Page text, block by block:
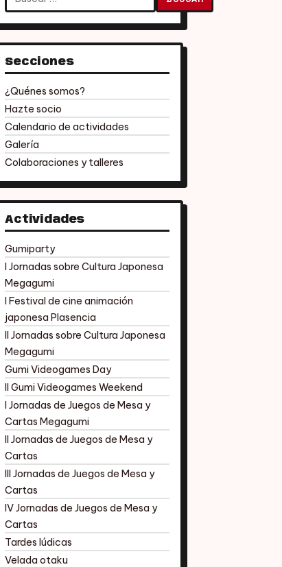
Secciones
¿Quénes somos?
Hazte socio
Calendario de actividades
Galería
Colaboraciones y talleres
Actividades
Gumiparty
I Jornadas sobre Cultura Japonesa
Megagumi
I Festival de cine animación
japonesa Plasencia
II Jornadas sobre Cultura Japonesa
Megagumi
Gumi Videogames Day
II Gumi Videogames Weekend
I Jornadas de Juegos de Mesa y
Cartas Megagumi
II Jornadas de Juegos de Mesa y
Cartas
III Jornadas de Juegos de Mesa y
Cartas
IV Jornadas de Juegos de Mesa y
Cartas
Tardes lúdicas
Velada otaku